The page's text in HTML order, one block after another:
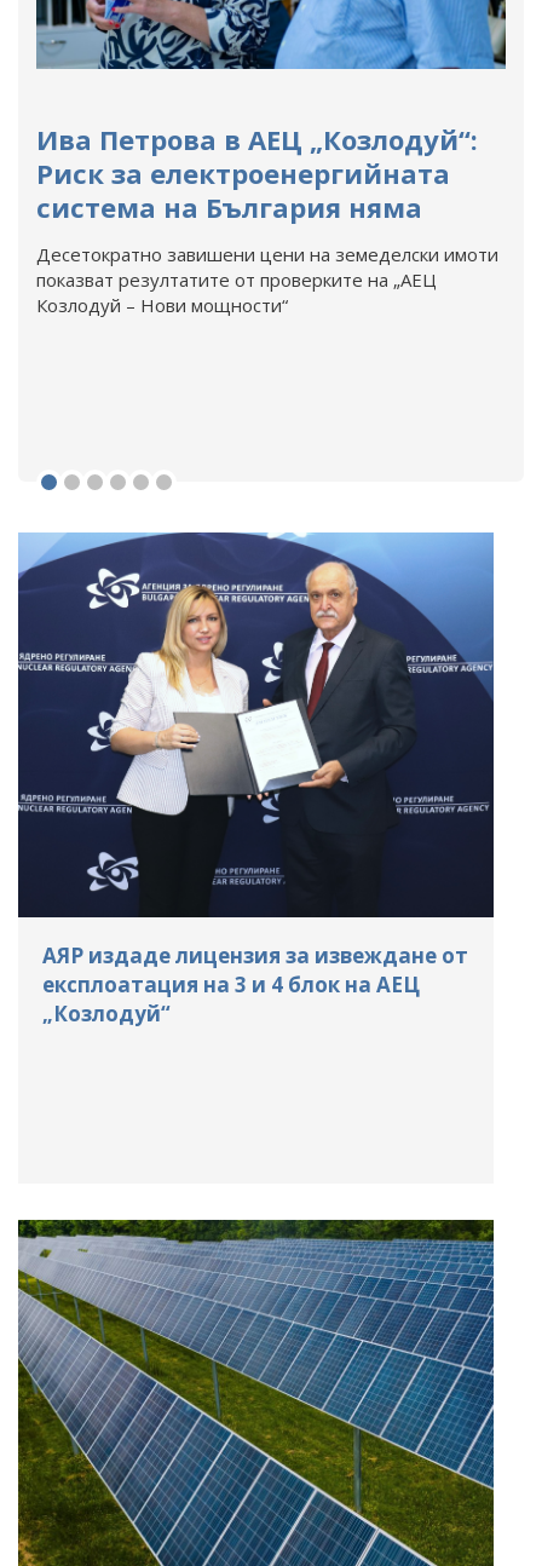
Ива Петрова в АЕЦ „Козлодуй“:
Риск за електроенергийната
система на България няма
Десетократно завишени цени на земеделски имоти
показват резултатите от проверките на „АЕЦ
Козлодуй – Нови мощности“
АЯР издаде лицензия за извеждане от
експлоатация на 3 и 4 блок на АЕЦ
„Козлодуй“